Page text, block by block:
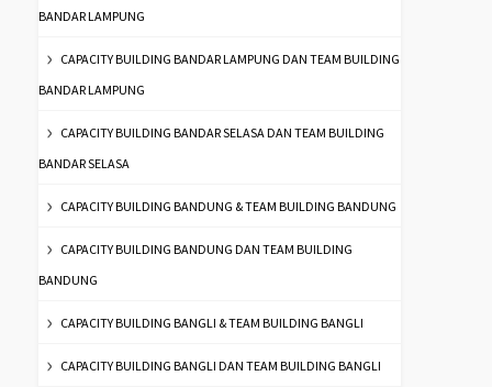
BANDAR LAMPUNG
CAPACITY BUILDING BANDAR LAMPUNG DAN TEAM BUILDING
BANDAR LAMPUNG
CAPACITY BUILDING BANDAR SELASA DAN TEAM BUILDING
BANDAR SELASA
CAPACITY BUILDING BANDUNG & TEAM BUILDING BANDUNG
CAPACITY BUILDING BANDUNG DAN TEAM BUILDING
BANDUNG
CAPACITY BUILDING BANGLI & TEAM BUILDING BANGLI
CAPACITY BUILDING BANGLI DAN TEAM BUILDING BANGLI